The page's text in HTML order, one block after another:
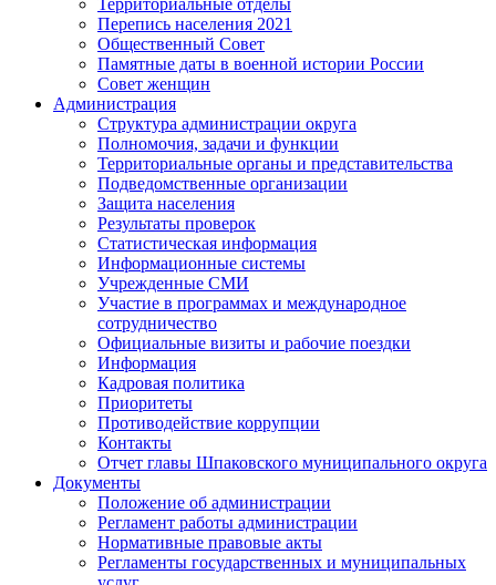
Территориальные отделы
Перепись населения 2021
Общественный Совет
Памятные даты в военной истории России
Совет женщин
Администрация
Структура администрации округа
Полномочия, задачи и функции
Территориальные органы и представительства
Подведомственные организации
Защита населения
Результаты проверок
Статистическая информация
Информационные системы
Учрежденные СМИ
Участие в программах и международное
сотрудничество
Официальные визиты и рабочие поездки
Информация
Кадровая политика
Приоритеты
Противодействие коррупции
Контакты
Отчет главы Шпаковского муниципального округа
Документы
Положение об администрации
Регламент работы администрации
Нормативные правовые акты
Регламенты государственных и муниципальных